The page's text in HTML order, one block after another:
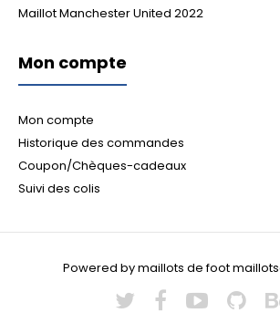
Maillot Manchester United 2022
Mon compte
Mon compte
Historique des commandes
Coupon/Chèques-cadeaux
Suivi des colis
Powered by maillots de foot